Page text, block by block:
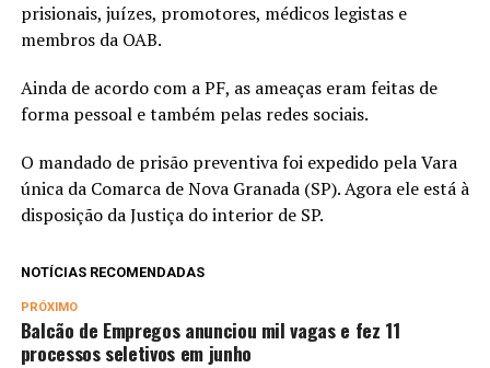
prisionais, juízes, promotores, médicos legistas e
membros da OAB.
Ainda de acordo com a PF, as ameaças eram feitas de
forma pessoal e também pelas redes sociais.
O mandado de prisão preventiva foi expedido pela Vara
única da Comarca de Nova Granada (SP). Agora ele está à
disposição da Justiça do interior de SP.
NOTÍCIAS RECOMENDADAS
PRÓXIMO
Balcão de Empregos anunciou mil vagas e fez 11
processos seletivos em junho